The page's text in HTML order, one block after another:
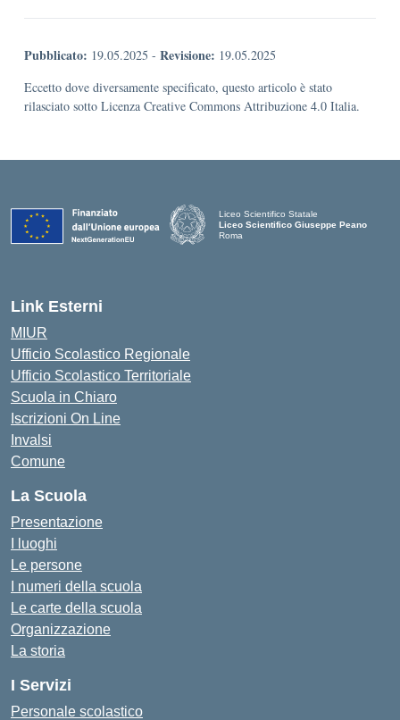
Pubblicato: 19.05.2025 - Revisione: 19.05.2025
Eccetto dove diversamente specificato, questo articolo è stato
rilasciato sotto Licenza Creative Commons Attribuzione 4.0 Italia.
Liceo Scientifico Statale
Liceo Scientifico Giuseppe Peano
Roma
Link Esterni
MIUR
Ufficio Scolastico Regionale
Ufficio Scolastico Territoriale
Scuola in Chiaro
Iscrizioni On Line
Invalsi
Comune
La Scuola
Presentazione
I luoghi
Le persone
I numeri della scuola
Le carte della scuola
Organizzazione
La storia
I Servizi
Personale scolastico